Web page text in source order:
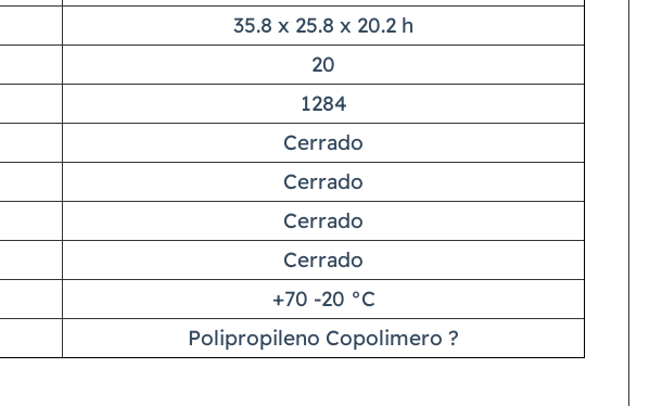
35.8 x 25.8 x 20.2 h
20
1284
Cerrado
Cerrado
Cerrado
Cerrado
+70 -20 °C
Polipropileno Copolimero ?